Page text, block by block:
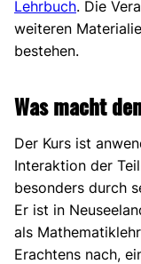
Lehrbuch. Die
weiteren
bestehen.
Was macht
Der Kurs ist
Interaktion der
besonders durch
Er ist in
als
Erachtens nach,